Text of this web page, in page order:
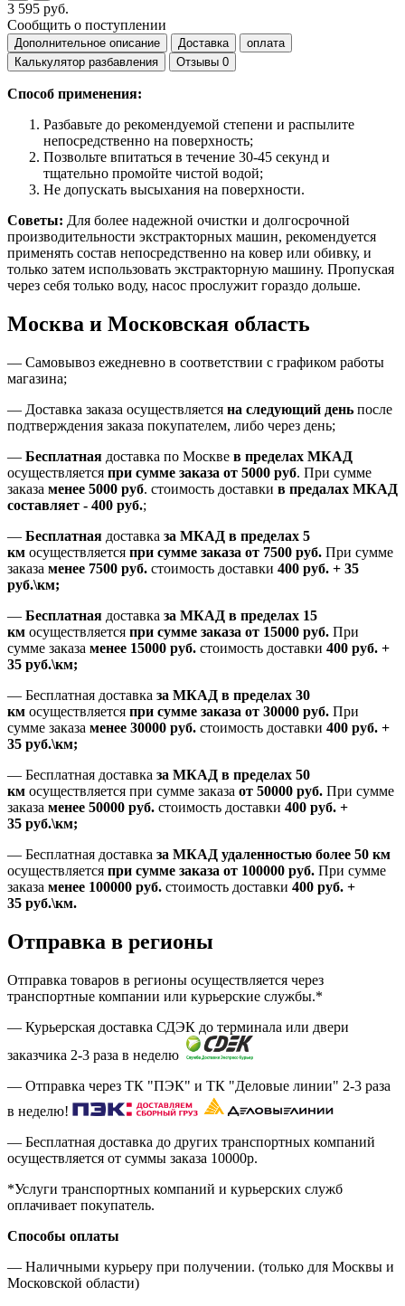
3 595 руб.
Сообщить о поступлении
Дополнительное описание Доставка
оплата
Калькулятор разбавления
Отзывы 0
Способ применения:
Разбавьте до рекомендуемой степени и распылите
непосредственно на поверхность;
Позвольте впитаться в течение 30-45 секунд и
тщательно промойте чистой водой;
Не допускать высыхания на поверхности.
Советы: Для более надежной очистки и долгосрочной
производительности экстракторных машин, рекомендуется
применять состав непосредственно на ковер или обивку, и
только затем использовать экстракторную машину. Пропуская
через себя только воду, насос прослужит гораздо дольше.
Москва и Московская область
— Самовывоз ежедневно в соответствии с графиком работы
магазина;
— Доставка заказа осуществляется на следующий день после
подтверждения заказа покупателем, либо через день;
— Бесплатная доставка по Москве в пределах МКАД
осуществляется при сумме заказа от 5000 руб. При сумме
заказа менее 5000 руб. стоимость доставки в предалах МКАД
составляет - 400 руб.;
— Бесплатная доставка за МКАД в пределах 5
км осуществляется при сумме заказа от 7500 руб. При сумме
заказа менее 7500 руб. стоимость доставки 400 руб. + 35
руб.\км;
— Бесплатная доставка за МКАД в пределах 15
км осуществляется при сумме заказа от 15000 руб. При
сумме заказа менее 15000 руб. стоимость доставки 400 руб. +
35 руб.\км;
— Бесплатная доставка за МКАД в пределах 30
км осуществляется при сумме заказа от 30000 руб. При
сумме заказа менее 30000 руб. стоимость доставки 400 руб. +
35 руб.\км;
— Бесплатная доставка за МКАД в пределах 50
км осуществляется при сумме заказа от 50000 руб. При сумме
заказа менее 50000 руб. стоимость доставки 400 руб. +
35 руб.\км;
— Бесплатная доставка за МКАД удаленностью более 50 км
осуществляется при сумме заказа от 100000 руб. При сумме
заказа менее 100000 руб. стоимость доставки 400 руб. +
35 руб.\км.
Отправка в регионы
Отправка товаров в регионы осуществляется через
транспортные компании или курьерские службы.*
— Курьерская доставка СДЭК до терминала или двери
заказчика 2-3 раза в неделю
— Отправка через ТК "ПЭК" и ТК "Деловые линии" 2-3 раза
в неделю!
— Бесплатная доставка до других транспортных компаний
осуществляется от суммы заказа 10000р.
*Услуги транспортных компаний и курьерских служб
оплачивает покупатель.
Способы оплаты
— Наличными курьеру при получении. (только для Москвы и
Московской области)